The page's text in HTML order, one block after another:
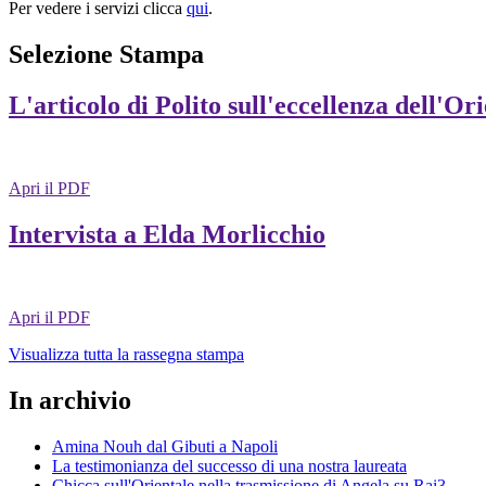
Per vedere i servizi clicca qui.
Selezione Stampa
L'articolo di Polito sull'eccellenza
Apri il PDF
Intervista a Elda Morlicchio
Apri il PDF
Visualizza tutta la rassegna stampa
In archivio
Amina Nouh dal Gibuti a Napoli
La testimonianza del successo di una nostra laureata